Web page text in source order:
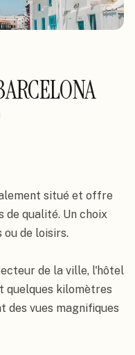
situé et offre
de qualité. Un choix
de loisirs.
de la ville, l'hôtel
quelques kilomètres
des vues magnifiques